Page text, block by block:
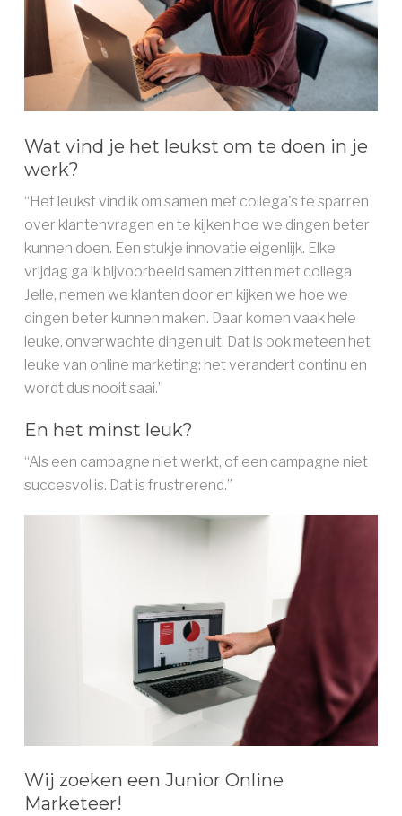
Wat vind je het leukst om te doen in je
werk?
“Het leukst vind ik om samen met collega's te sparren
over klantenvragen en te kijken hoe we dingen beter
kunnen doen. Een stukje innovatie eigenlijk. Elke
vrijdag ga ik bijvoorbeeld samen zitten met collega
Jelle, nemen we klanten door en kijken we hoe we
dingen beter kunnen maken. Daar komen vaak hele
leuke, onverwachte dingen uit. Dat is ook meteen het
leuke van online marketing: het verandert continu en
wordt dus nooit saai.”
En het minst leuk?
“Als een campagne niet werkt, of een campagne niet
succesvol is. Dat is frustrerend.”
Wij zoeken een Junior Online
Marketeer!